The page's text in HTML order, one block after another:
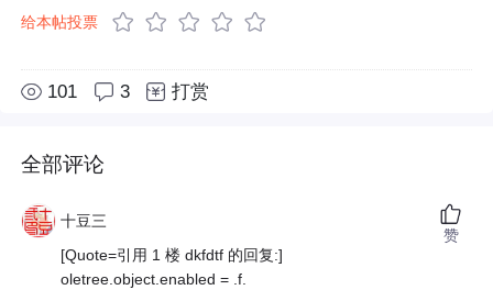
给本帖投票
101 3 打赏
全部评论
十豆三
[Quote=引用 1 楼 dkfdtf 的回复:]
oletree.object.enabled = .f.
赞